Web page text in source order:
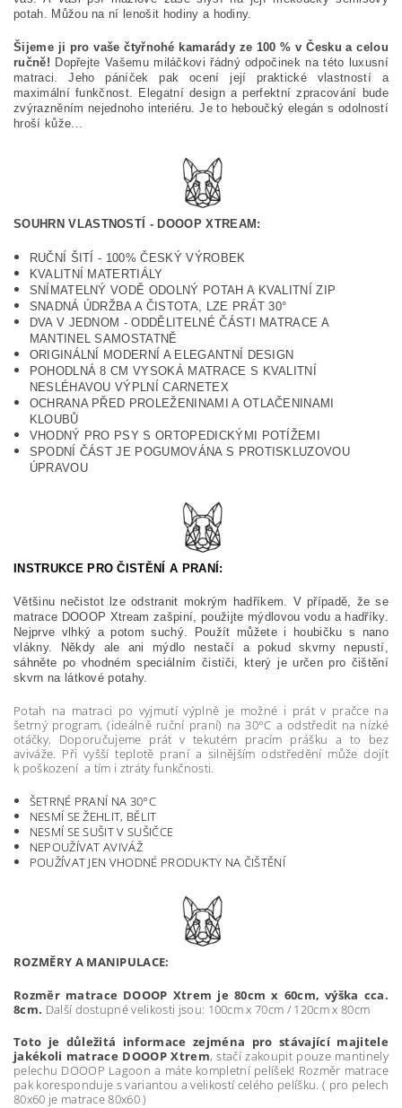
potah. Můžou na ní lenošit hodiny a hodiny.
Šijeme ji pro vaše čtyřnohé kamarády ze 100 % v Česku a celou
ručně! Dopřejte Vašemu miláčkovi řádný odpočinek na této luxusní
matraci. Jeho páníček pak ocení její praktické vlastností a
maximální funkčnost. Elegatní design a perfektní zpracování bude
zvýrazněním nejednoho interiéru. Je to heboučký elegán s odolností
hroší kůže...
SOUHRN VLASTNOSTÍ - DOOOP XTREAM:
RUČNÍ ŠITÍ - 100% ČESKÝ VÝROBEK
KVALITNÍ MATERTIÁLY
SNÍMATELNÝ VODĚ ODOLNÝ POTAH A KVALITNÍ ZIP
SNADNÁ ÚDRŽBA A ČISTOTA, LZE PRÁT 30°
DVA V JEDNOM - ODDĚLITELNÉ ČÁSTI MATRACE A
MANTINEL SAMOSTATNĚ
ORIGINÁLNÍ MODERNÍ A ELEGANTNÍ DESIGN
POHODLNÁ 8 CM VYSOKÁ MATRACE S KVALITNÍ
NESLÉHAVOU VÝPLNÍ CARNETEX
OCHRANA PŘED PROLEŽENINAMI A OTLAČENINAMI
KLOUBŮ
VHODNÝ PRO PSY S ORTOPEDICKÝMI POTÍŽEMI
SPODNÍ ČÁST JE POGUMOVÁNA S PROTISKLUZOVOU
ÚPRAVOU
INSTRUKCE PRO ČISTĚNÍ A PRANÍ:
Většinu nečistot lze odstranit mokrým hadříkem. V případě, že se
matrace DOOOP Xtream zašpiní, použijte mýdlovou vodu a hadříky.
Nejprve vlhký a potom suchý. Použít můžete i houbičku s nano
vlákny. Někdy ale ani mýdlo nestačí a pokud skvrny nepustí,
sáhněte po vhodném speciálním čističi, který je určen pro čištění
skvrn na látkové potahy.
Potah na matraci po vyjmutí výplně je možné i prát v pračce na
šetrný program, (ideálně ruční praní) na 30°C a odstředit na nízké
otáčky. Doporučujeme prát v tekutém pracím prášku a to bez
aviváže. Při vyšší teplotě praní a silnějším odstředění může dojít
k poškození a tím i ztráty funkčnosti.
ŠETRNÉ PRANÍ NA 30°C
NESMÍ SE ŽEHLIT, BĚLIT
NESMÍ SE SUŠIT V SUŠIČCE
NEPOUŽÍVAT AVIVÁŽ
POUŽÍVAT JEN VHODNÉ PRODUKTY NA ČIŠTĚNÍ
ROZMĚRY A MANIPULACE:
Rozměr matrace DOOOP Xtrem je 80cm x 60cm, výška cca.
8cm. Další dostupné velikosti jsou: 100cm x 70cm / 120cm x 80cm
Toto je důležitá informace zejména pro stávající majitele
jakékoli matrace DOOOP Xtrem, stačí zakoupit pouze mantinely
pelechu DOOOP Lagoon a máte kompletní pelíšek! Rozměr matrace
pak koresponduje s variantou a velikostí celého pelíšku. ( pro pelech
80x60 je matrace 80x60 )